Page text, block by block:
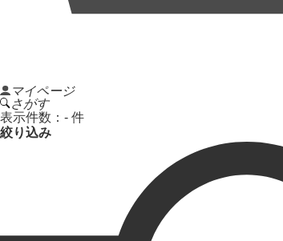
マイページ
さがす
表示件数： - 件
絞り込み